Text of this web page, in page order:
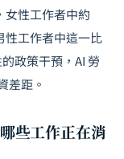
性工作者中約
性工作者中這一比
政策干預，AI 勞
差距。
些工作正在消